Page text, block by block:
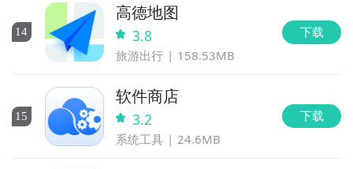
14
高德地图
3.8
旅游出行 158.53MB
下载
15
软件商店
3.2
系统工具 24.6MB
下载